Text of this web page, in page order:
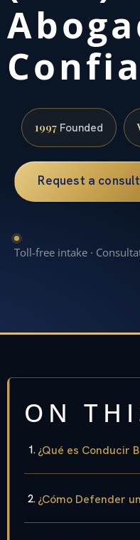
1997 Founded
Request a
Toll-free intake ·
ON
¿Qué es Conducir
¿Cómo Defender